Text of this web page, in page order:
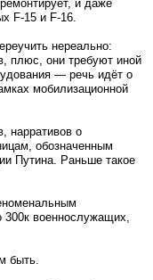
и даже
F-15 и F-16.
нереально:
плюс, они требуют иной
— речь идёт о
мобилизационной
нарративов о
обозначенным
Путина. Раньше такое
военнослужащих,
быть.